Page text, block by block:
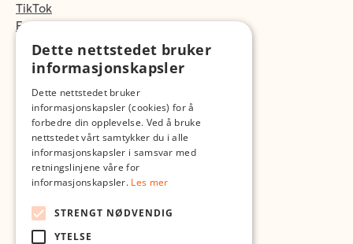
TikTok
Fotopodden
Med forbehold om skrive- og lagerfeil
Dette nettstedet bruker
informasjonskapsler
Dette nettstedet bruker
informasjonskapsler (cookies) for å
forbedre din opplevelse. Ved å bruke
nettstedet vårt samtykker du i alle
informasjonskapsler i samsvar med
retningslinjene våre for
informasjonskapsler. Les mer
STRENGT NØDVENDIG
YTELSE